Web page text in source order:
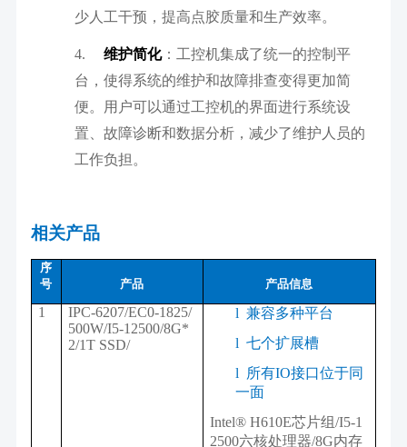
少人工干预，提高点胶质量和生产效率。
4. 维护简化：工控机集成了统一的控制平
台，使得系统的维护和故障排查变得更加简
便。用户可以通过工控机的界面进行系统设
置、故障诊断和数据分析，减少了维护人员的
工作负担。
相关产品
序
号
产品 产品信息
1
IPC-6207/EC0-1825/
500W/I5-12500/8G*
2/1T SSD/
l 兼容多种平台
l 七个扩展槽
l
所有IO接口位于同
一面
Intel® H610E芯片组/I5-1
2500六核处理器/8G内存